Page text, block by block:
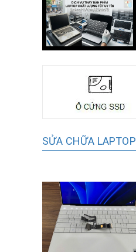
SỬA CHỮA LAPTOP